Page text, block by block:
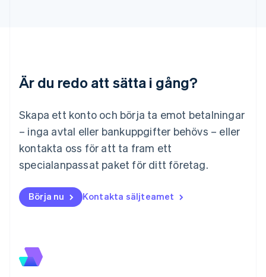
Är du redo att sätta i gång?
Skapa ett konto och börja ta emot betalningar
– inga avtal eller bankuppgifter behövs – eller
kontakta oss för att ta fram ett
specialanpassat paket för ditt företag.
Börja nu Kontakta säljteamet
FrançaisDeutschEnglish
Malta
English
Mexiko
Español English
Nederländerna
Norge
English
English
Portugal